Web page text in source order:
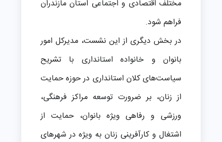
مختلف اقتصادی و اجتماعی استان مازندران
فراهم شود.
در بخش دیگری از این نشست، مدیرکل امور
بانوان و خانواده استانداری با تشریح
سیاست‌های کلان استانداری در حوزه حمایت
از زنان، بر ضرورت توسعه مراکز فرهنگی،
ورزشی و رفاهی ویژه بانوان، حمایت از
اشتغال و کارآفرینی زنان به ویژه در شهرهای